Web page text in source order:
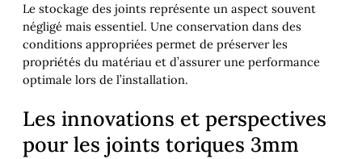
Le stockage des joints représente un aspect souvent
négligé mais essentiel. Une conservation dans des
conditions appropriées permet de préserver les
propriétés du matériau et d’assurer une performance
optimale lors de l’installation.
Les innovations et perspectives
pour les joints toriques 3mm